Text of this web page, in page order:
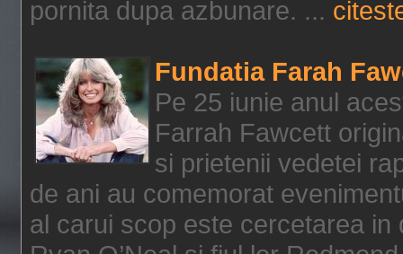
pornita dupa azbunare. ...
Fundatia Farah
Pe 25 iunie anul
Farrah Fawcett
si prietenii vedetei
de ani au comemorat
al carui scop este cercetarea